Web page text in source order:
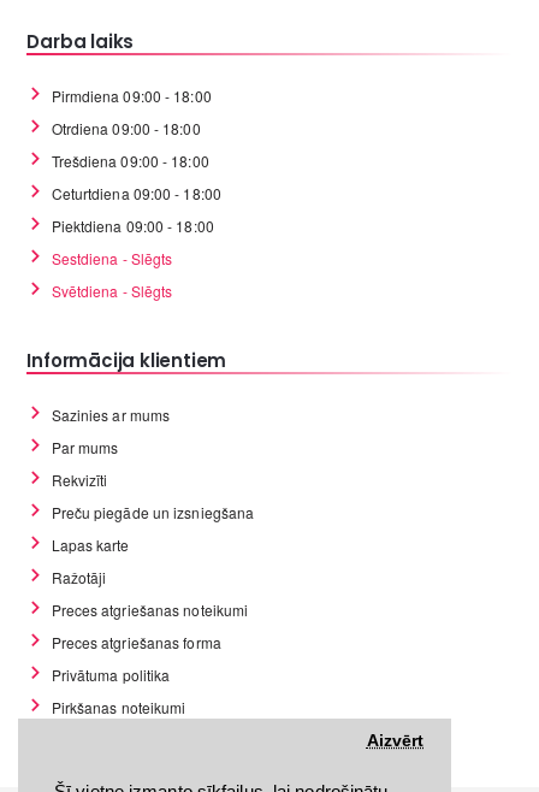
Aizvērt
Darba laiks
Pirmdiena 09:00 - 18:00
Otrdiena 09:00 - 18:00
Trešdiena 09:00 - 18:00
Ceturtdiena 09:00 - 18:00
Piektdiena 09:00 - 18:00
Sestdiena - Slēgts
Svētdiena - Slēgts
Informācija klientiem
Sazinies ar mums
Par mums
Rekvizīti
Preču piegāde un izsniegšana
Lapas karte
Ražotāji
Preces atgriešanas noteikumi
Preces atgriešanas forma
Privātuma politika
Pirkšanas noteikumi